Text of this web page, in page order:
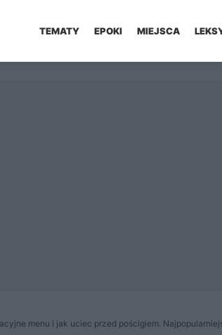
TEMATY EPOKI MIEJSCA
menu i jak uciec przed pościgiem.